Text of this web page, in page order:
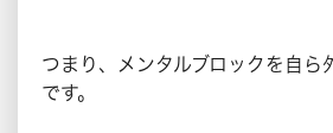
つまり、メンタルブロックを自ら
です。